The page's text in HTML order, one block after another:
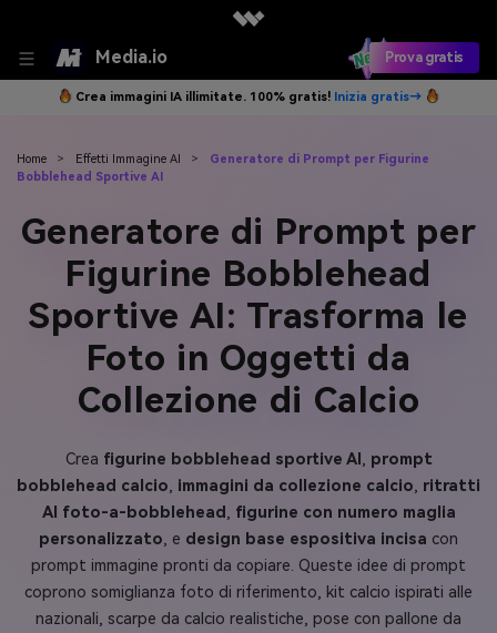
Media.io Prova gratis
Crea immagini IA illimitate. 100% gratis! Inizia gratis→
Home > Effetti Immagine AI >
Generatore di Prompt per Figurine
Bobblehead Sportive AI
Generatore di Prompt per
Figurine Bobblehead
Sportive AI: Trasforma le
Foto in Oggetti da
Collezione di Calcio
Crea figurine bobblehead sportive AI , prompt
bobblehead calcio, immagini da collezione calcio, ritratti
AI foto-a-bobblehead , figurine con numero maglia
personalizzato, e design base espositiva incisa con
prompt immagine pronti da copiare. Queste idee di prompt
coprono somiglianza foto di riferimento, kit calcio ispirati alle
nazionali, scarpe da calcio realistiche, pose con pallone da